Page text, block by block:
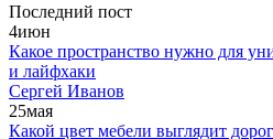
Последний пост
4июн
Какое пространство нужно для
и лайфхаки
Сергей Иванов
25мая
Какой цвет мебели выглядит